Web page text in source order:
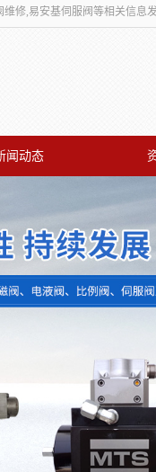
修,易安基伺服阀等相关信息
闻动态